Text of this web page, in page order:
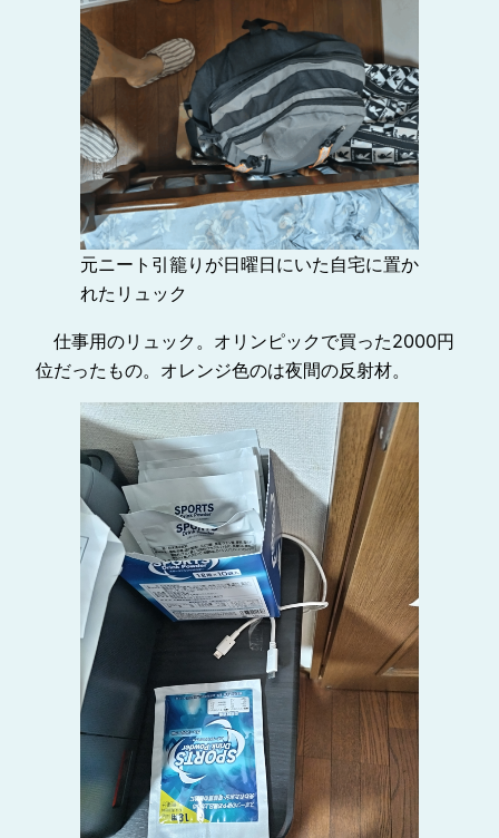
元ニート引籠りが日曜日にいた自宅に置か
れたリュック
仕事用のリュック。オリンピックで買った2000円
位だったもの。オレンジ色のは夜間の反射材。